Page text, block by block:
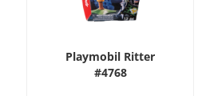
Playmobil Ritter
#4768